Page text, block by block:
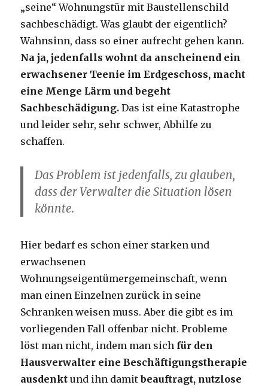
„seine“ Wohnungstür mit Baustellenschild
sachbeschädigt. Was glaubt der eigentlich?
Wahnsinn, dass so einer aufrecht gehen kann.
Na ja, jedenfalls wohnt da anscheinend ein
erwachsener Teenie im Erdgeschoss, macht
eine Menge Lärm und begeht
Sachbeschädigung.Das ist eine Katastrophe
und leider sehr, sehr schwer, Abhilfe zu
schaffen.
Das Problem ist jedenfalls, zu glauben,
dass der Verwalter die Situation lösen
könnte.
Hier bedarf es schon einer starken und
erwachsenen
Wohnungseigentümergemeinschaft, wenn
man einen Einzelnen zurück in seine
Schranken weisen muss. Aber die gibt es im
vorliegenden Fall offenbar nicht. Probleme
löst man nicht, indem man sich für den
Hausverwalter eine Beschäftigungstherapie
ausdenkt und ihn damitbeauftragt, nutzlose